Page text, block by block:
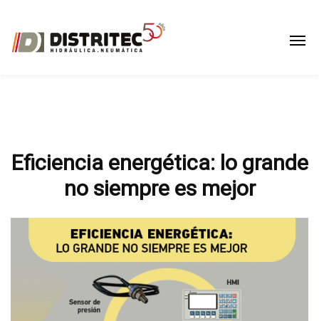
Eficiencia energética: lo grande
no siempre es mejor